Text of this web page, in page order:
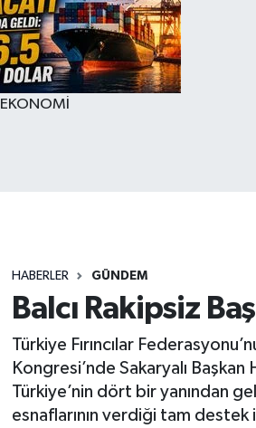
EKONOMİ
HABERLER GÜNDEM
Balcı Rakipsiz
Türkiye Fırıncılar
Kongresi’nde Sakaryalı Başkan
Türkiye’nin dört bir yanından
esnaflarının verdiği tam destek